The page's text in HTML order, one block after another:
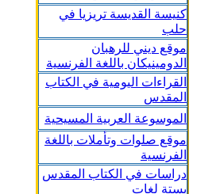
كنيسة القديسة تريزيا في
حلب
موقع ديني للرهبان
الدومينيكان باللغة الفرنسية
القراءات اليومية في الكتاب
المقدس
الموسوعة العربية المسيحية
موقع صلوات وتأملات باللغة
الفرنسية
دراسات في الكتاب المقدس
بستة لغات